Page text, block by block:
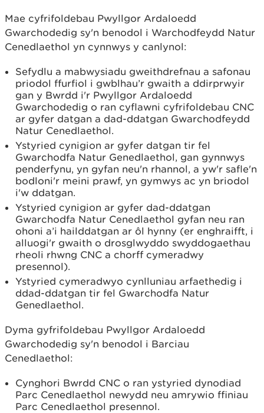
Mae cyfrifoldebau Pwyllgor Ardaloedd
Gwarchodedig sy'n benodol i Warchodfeydd Natur
Cenedlaethol yn cynnwys y canlynol:
Sefydlu a mabwysiadu gweithdrefnau a safonau
priodol ffurfiol i gwblhau’r gwaith a ddirprwyir
gan y Bwrdd i'r Pwyllgor Ardaloedd
Gwarchodedig o ran cyflawni cyfrifoldebau CNC
ar gyfer datgan a dad-ddatgan Gwarchodfeydd
Natur Cenedlaethol.
Ystyried cynigion ar gyfer datgan tir fel
Gwarchodfa Natur Genedlaethol, gan gynnwys
penderfynu, yn gyfan neu'n rhannol, a yw'r safle'n
bodloni'r meini prawf, yn gymwys ac yn briodol
i'w ddatgan.
Ystyried cynigion ar gyfer dad-ddatgan
Gwarchodfa Natur Cenedlaethol gyfan neu ran
ohoni a’i hailddatgan ar ôl hynny (er enghraifft, i
alluogi'r gwaith o drosglwyddo swyddogaethau
rheoli rhwng CNC a chorff cymeradwy
presennol).
Ystyried cymeradwyo cynlluniau arfaethedig i
ddad-ddatgan tir fel Gwarchodfa Natur
Genedlaethol.
Dyma gyfrifoldebau Pwyllgor Ardaloedd
Gwarchodedig sy'n benodol i Barciau
Cenedlaethol:
Cynghori Bwrdd CNC o ran ystyried dynodiad
Parc Cenedlaethol newydd neu amrywio ffiniau
Parc Cenedlaethol presennol.